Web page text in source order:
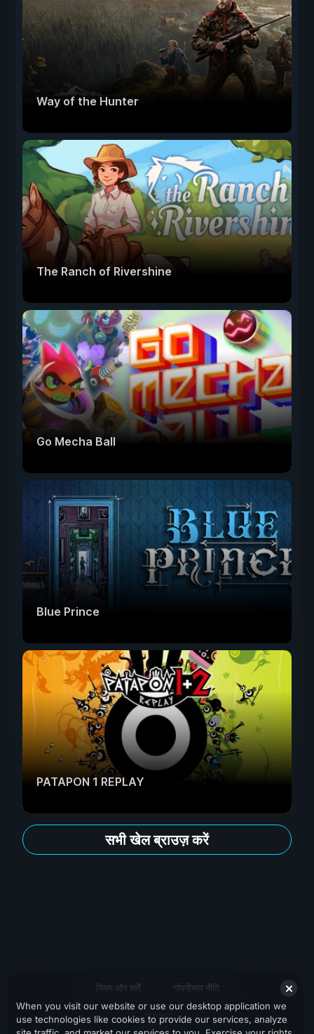
Way of the Hunter
The Ranch of Rivershine
Go Mecha Ball
Blue Prince
PATAPON 1 REPLAY
सभी खेल ब्राउज़ करें
नियम और शर्तें गोपनीयता नीति
सहायता
When you visit our website or use our desktop application we
use technologies like cookies to provide our services, analyze